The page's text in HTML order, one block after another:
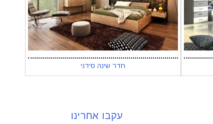
חדר שינה סידני
עקבו אחרינו